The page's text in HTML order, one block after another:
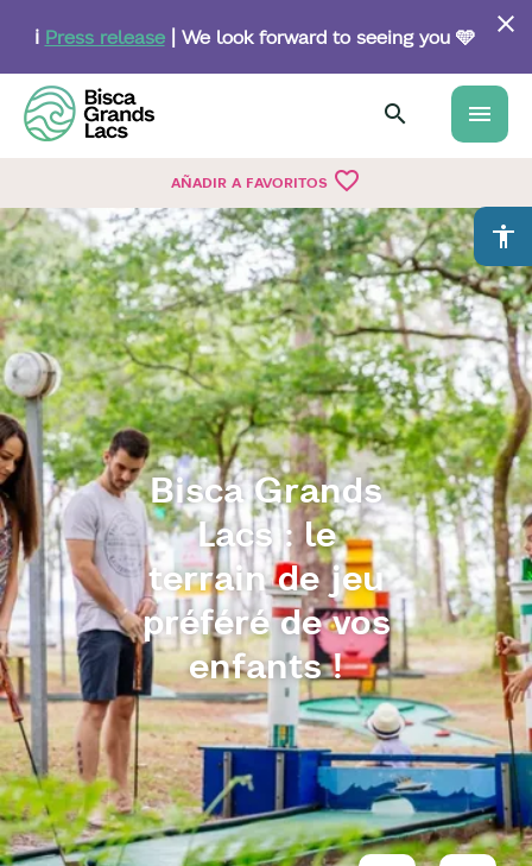
content
ℹ️ Press release| We look forward to seeing you 🩵
menu
AÑADIR A FAVORITOS favorite_border
accessibility
Bisca Grands
Lacs : le
terrain de jeu
préféré de vos
enfants !